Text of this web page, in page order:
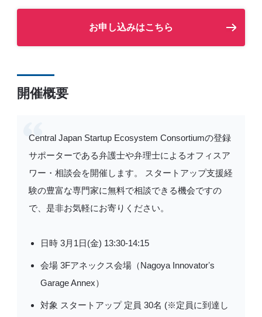
お申し込みはこちら
開催概要
Central Japan Startup Ecosystem Consortiumの登録
サポーターである弁護士や弁理士によるオフィスア
ワー・相談会を開催します。 スタートアップ支援経
験の豊富な専門家に無料で相談できる機会ですの
で、是非お気軽にお寄りください。
日時 3月1日(金) 13:30-14:15
会場 3Fアネックス会場（Nagoya Innovatorʼs
Garage Annex）
対象 スタートアップ 定員 30名 (※定員に到達し